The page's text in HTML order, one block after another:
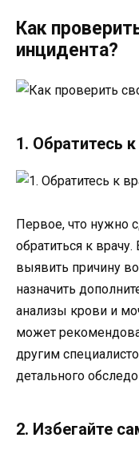
Как
инцидента?
1. Обратитесь
Первое, что нужно
обратиться к
выявить причину
назначить
анализы крови и
может
другим
детального
2. Избегайте